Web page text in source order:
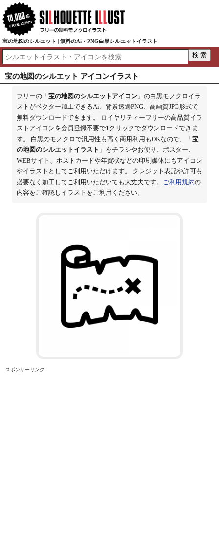
宝の地図のシルエット | 無料のAi・PNG白黒シルエットイラスト
宝の地図のシルエット アイコンイラスト
フリーの「 宝の地図のシルエットアイコン」の白黒モノクロイラ
ストがベクター加工できるAi、背景透過PNG、高画質JPG形式で
無料ダウンロードできます。 ロイヤリティーフリーの高品質イラ
ストアイコンを会員登録不要で1クリックでダウンロードできま
す。 白黒のモノクロで汎用性も高く商用利用もOKなので、「 宝
の地図のシルエットイラスト 」をチラシやお便り、ポスター、
WEBサイト、ポストカードや年賀状などの印刷媒体にもアイコン
やイラストとしてご利用いただけます。 クレジット表記や許可も
必要なく加工してご利用いただいても大丈夫です。 ご利用規約の
内容をご確認しイラストをご利用ください。
スポンサーリンク